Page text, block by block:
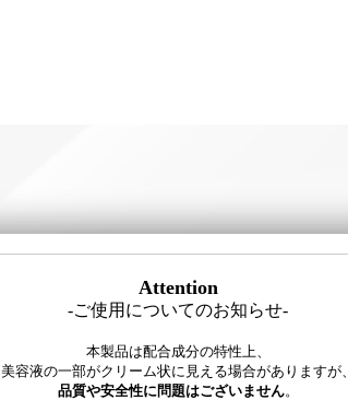
Attention
-ご使用についてのお知らせ-
本製品は配合成分の特性上、
美容液の一部がクリーム状に見える場合がありますが、
品質や安全性に問題はございません。